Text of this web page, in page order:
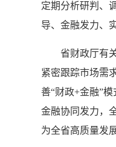
定期分析研判、
导、金融发力、
省财政厅有关
紧密跟踪市场需
善“财政+金融”
金融协同发力，
为全省高质量发